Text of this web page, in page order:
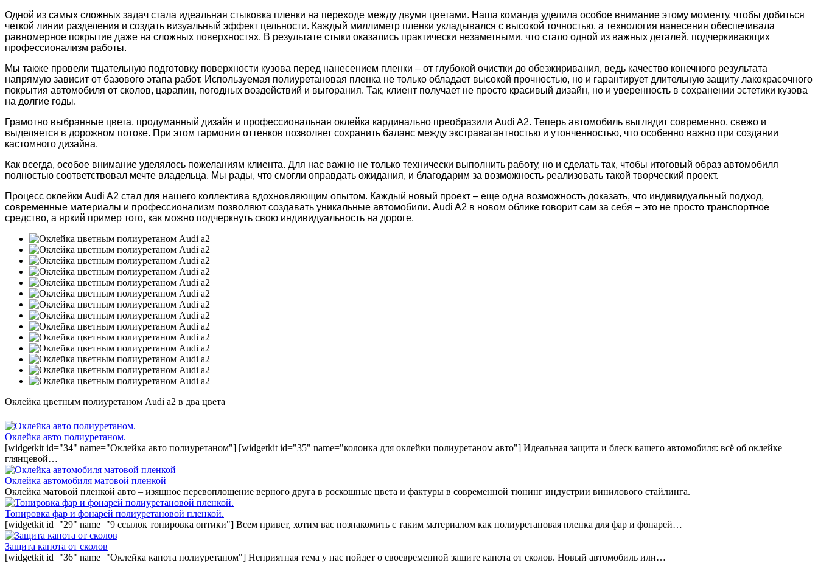
Одной из самых сложных задач стала идеальная стыковка пленки на переходе между двумя цветами. Наша команда уделила особое внимание этому моменту, чтобы добиться
четкой линии разделения и создать визуальный эффект цельности. Каждый миллиметр пленки укладывался с высокой точностью, а технология нанесения обеспечивала
равномерное покрытие даже на сложных поверхностях. В результате стыки оказались практически незаметными, что стало одной из важных деталей, подчеркивающих
профессионализм работы.
Мы также провели тщательную подготовку поверхности кузова перед нанесением пленки – от глубокой очистки до обезжиривания, ведь качество конечного результата
напрямую зависит от базового этапа работ. Используемая полиуретановая пленка не только обладает высокой прочностью, но и гарантирует длительную защиту лакокрасочного
покрытия автомобиля от сколов, царапин, погодных воздействий и выгорания. Так, клиент получает не просто красивый дизайн, но и уверенность в сохранении эстетики кузова
на долгие годы.
Грамотно выбранные цвета, продуманный дизайн и профессиональная оклейка кардинально преобразили Audi A2. Теперь автомобиль выглядит современно, свежо и
выделяется в дорожном потоке. При этом гармония оттенков позволяет сохранить баланс между экстравагантностью и утонченностью, что особенно важно при создании
кастомного дизайна.
Как всегда, особое внимание уделялось пожеланиям клиента. Для нас важно не только технически выполнить работу, но и сделать так, чтобы итоговый образ автомобиля
полностью соответствовал мечте владельца. Мы рады, что смогли оправдать ожидания, и благодарим за возможность реализовать такой творческий проект.
Процесс оклейки Audi A2 стал для нашего коллектива вдохновляющим опытом. Каждый новый проект – еще одна возможность доказать, что индивидуальный подход,
современные материалы и профессионализм позволяют создавать уникальные автомобили. Audi A2 в новом облике говорит сам за себя – это не просто транспортное
средство, а яркий пример того, как можно подчеркнуть свою индивидуальность на дороге.
Оклейка цветным полиуретаном Audi a2 в два цвета
Оклейка авто полиуретаном.
[widgetkit id="34" name="Оклейка авто полиуретаном"] [widgetkit id="35" name="колонка для оклейки полиуретаном авто"] Идеальная защита и блеск вашего автомобиля: всё об оклейке
глянцевой…
Оклейка автомобиля матовой пленкой
Оклейка матовой пленкой авто – изящное перевоплощение верного друга в роскошные цвета и фактуры в современной тюнинг индустрии винилового стайлинга.
Тонировка фар и фонарей полиуретановой пленкой.
[widgetkit id="29" name="9 ссылок тонировка оптики"] Всем привет, хотим вас познакомить с таким материалом как полиуретановая пленка для фар и фонарей…
Защита капота от сколов
[widgetkit id="36" name="Оклейка капота полиуретаном"] Неприятная тема у нас пойдет о своевременной защите капота от сколов. Новый автомобиль или…